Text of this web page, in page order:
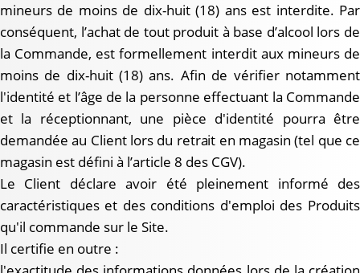
mineurs de moins de dix-huit (18) ans est interdite. Par
conséquent, l’achat de tout produit à base d’alcool lors de
la Commande, est formellement interdit aux mineurs de
moins de dix-huit (18) ans. Afin de vérifier notamment
l'identité et l’âge de la personne effectuant la Commande
et la réceptionnant, une pièce d'identité pourra être
demandée au Client lors du retrait en magasin (tel que ce
magasin est défini à l’article 8 des CGV).
Le Client déclare avoir été pleinement informé des
caractéristiques et des conditions d'emploi des Produits
qu'il commande sur le Site.
Il certifie en outre :